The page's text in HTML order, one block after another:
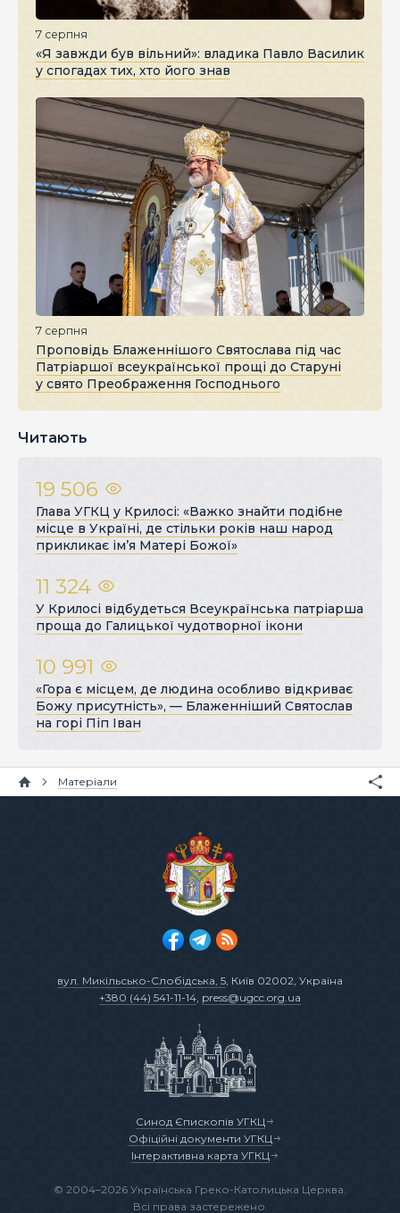
7 серпня
«Я завжди був вільний»: владика Павло Василик
у спогадах тих, хто його знав
7 серпня
Проповідь Блаженнішого Святослава під час
Патріаршої всеукраїнської прощі до Старуні
у свято Преображення Господнього
Читають
19 506
Глава УГКЦ у Крилосі: «Важко знайти подібне
місце в Україні, де стільки років наш народ
прикликає ім’я Матері Божої»
11 324
У Крилосі відбудеться Всеукраїнська патріарша
проща до Галицької чудотворної ікони
10 991
«Гора є місцем, де людина особливо відкриває
Божу присутність», — Блаженніший Святослав
на горі Піп Іван
Матеріали
вул. Микільсько-Слобідська, 5, Київ 02002, Україна
+380 (44) 541-11-14, press@ugcc.org.ua
Синод Єпископів УГКЦ
Офіційні документи УГКЦ
Інтерактивна карта УГКЦ
© 2004–2026 Українська Греко-Католицька Церква.
Всі права застережено.